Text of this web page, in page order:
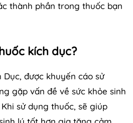
thành phần trong thuốc bạn
kích dục?
Dục, được khuyến cáo sử
gặp vấn đề về sức khỏe sinh
sử dụng thuốc, sẽ giúp